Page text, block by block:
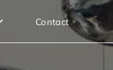
Contact